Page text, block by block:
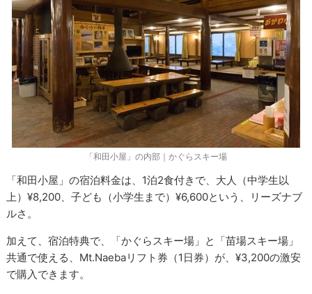
「和田小屋」の内部｜かぐらスキー場
「和田小屋」の宿泊料金は、1泊2食付きで、大人（中学生以
上）¥8,200、子ども（小学生まで）¥6,600という、リーズナブ
ルさ。
加えて、宿泊特典で、「かぐらスキー場」と「苗場スキー場」
共通で使える、Mt.Naebaリフト券（1日券）が、¥3,200の激安
で購入できます。